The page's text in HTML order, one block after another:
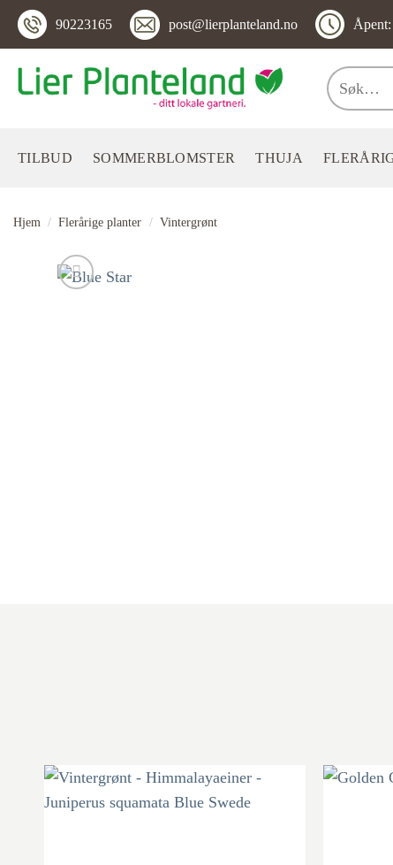
Skip
90223165 post@lierplanteland.no
Søk
etter:
TILBUD SOMMERBLOMSTER THUJA
Hjem / Flerårige planter / Vintergrønt